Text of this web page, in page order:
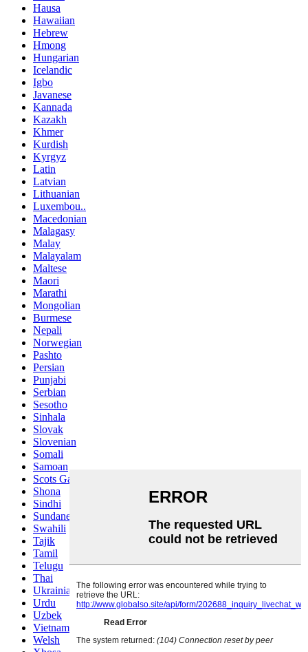
Hausa
Hawaiian
Hebrew
Hmong
Hungarian
Icelandic
Igbo
Javanese
Kannada
Kazakh
Khmer
Kurdish
Kyrgyz
Latin
Latvian
Lithuanian
Luxembou..
Macedonian
Malagasy
Malay
Malayalam
Maltese
Maori
Marathi
Mongolian
Burmese
Nepali
Norwegian
Pashto
Persian
Punjabi
Serbian
Sesotho
Sinhala
Slovak
Slovenian
Somali
Samoan
Scots Gaelic
Shona
Sindhi
Sundanese
Swahili
Tajik
Tamil
Telugu
Thai
Ukrainian
Urdu
Uzbek
Vietnamese
Welsh